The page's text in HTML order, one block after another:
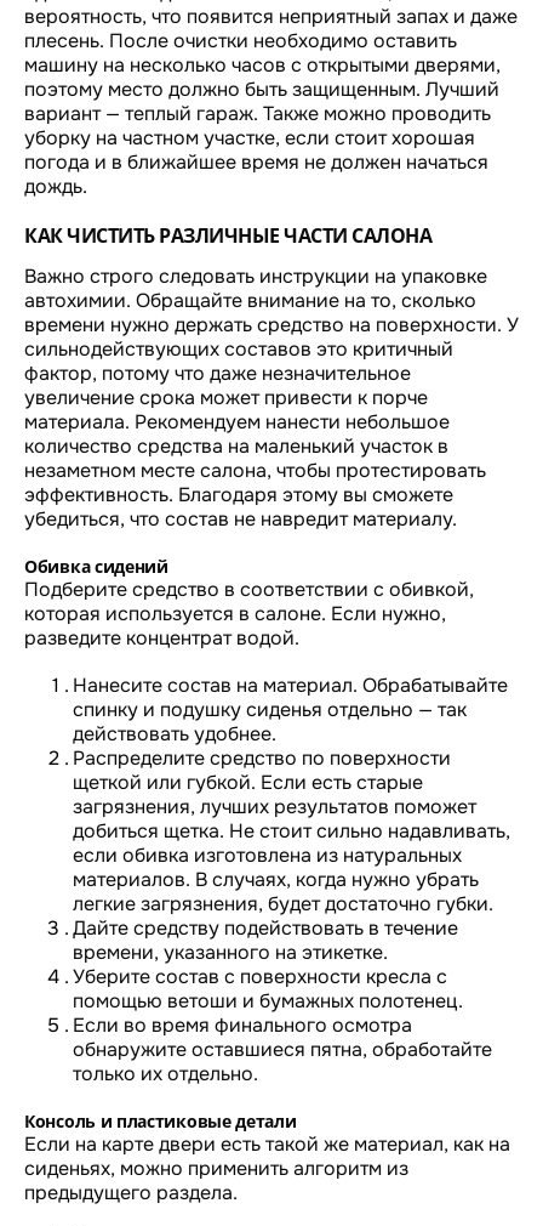
вероятность, что появится неприятный запах и даже
плесень. После очистки необходимо оставить
машину на несколько часов с открытыми дверями,
поэтому место должно быть защищенным. Лучший
вариант — теплый гараж. Также можно проводить
уборку на частном участке, если стоит хорошая
погода и в ближайшее время не должен начаться
дождь.
КАК ЧИСТИТЬ РАЗЛИЧНЫЕ ЧАСТИ САЛОНА
Важно строго следовать инструкции на упаковке
автохимии. Обращайте внимание на то, сколько
времени нужно держать средство на поверхности. У
сильнодействующих составов это критичный
фактор, потому что даже незначительное
увеличение срока может привести к порче
материала. Рекомендуем нанести небольшое
количество средства на маленький участок в
незаметном месте салона, чтобы протестировать
эффективность. Благодаря этому вы сможете
убедиться, что состав не навредит материалу.
Обивка сидений
Подберите средство в соответствии с обивкой,
которая используется в салоне. Если нужно,
разведите концентрат водой.
Нанесите состав на материал. Обрабатывайте
спинку и подушку сиденья отдельно — так
действовать удобнее.
Распределите средство по поверхности
щеткой или губкой. Если есть старые
загрязнения, лучших результатов поможет
добиться щетка. Не стоит сильно надавливать,
если обивка изготовлена из натуральных
материалов. В случаях, когда нужно убрать
легкие загрязнения, будет достаточно губки.
Дайте средству подействовать в течение
времени, указанного на этикетке.
Уберите состав с поверхности кресла с
помощью ветоши и бумажных полотенец.
Если во время финального осмотра
обнаружите оставшиеся пятна, обработайте
только их отдельно.
Консоль и пластиковые детали
Если на карте двери есть такой же материал, как на
сиденьях, можно применить алгоритм из
предыдущего раздела.